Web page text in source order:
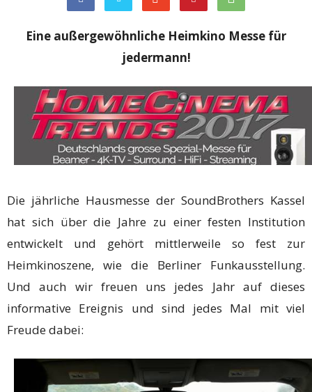
Eine außergewöhnliche Heimkino Messe für
jedermann!
Die jährliche Hausmesse der SoundBrothers Kassel
hat sich über die Jahre zu einer festen Institution
entwickelt und gehört mittlerweile so fest zur
Heimkinoszene, wie die Berliner Funkausstellung.
Und auch wir freuen uns jedes Jahr auf dieses
informative Ereignis und sind jedes Mal mit viel
Freude dabei: